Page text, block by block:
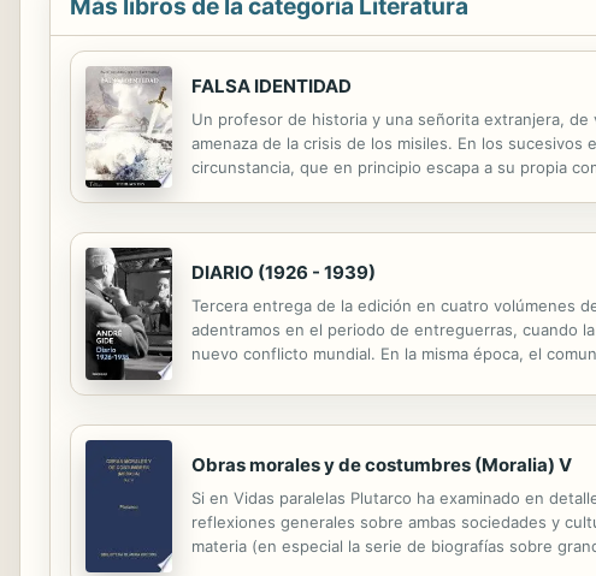
Más libros de la categoría Literatura
FALSA IDENTIDAD
Un profesor de historia y una señorita extranjera,
amenaza de la crisis de los misiles. En los
circunstancia, que en principio escapa a su propia
DIARIO (1926 - 1939)
Tercera entrega de la edición en cuatro volúmenes
adentramos en el periodo de entreguerras, cuando
nuevo conflicto mundial. En la misma época, el
Obras morales y de costumbres (Moralia) V
Si en Vidas paralelas Plutarco ha examinado en
reflexiones generales sobre ambas sociedades y
materia (en especial la serie de biografías sobre